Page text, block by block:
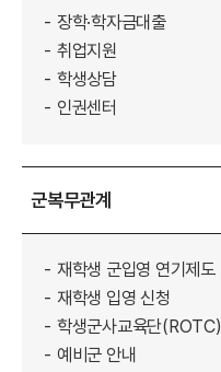
장학·학자금대출
취업지원
학생상담
인권센터
군복무관계
재학생 군입영 연기제도
재학생 입영 신청
학생군사교육단(ROTC)
예비군 안내